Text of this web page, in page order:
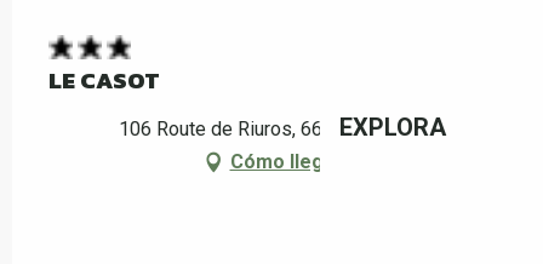
EXPLORA
LE CASOT
106 Route de Riuros, 66400 Reynès
Cómo llegar